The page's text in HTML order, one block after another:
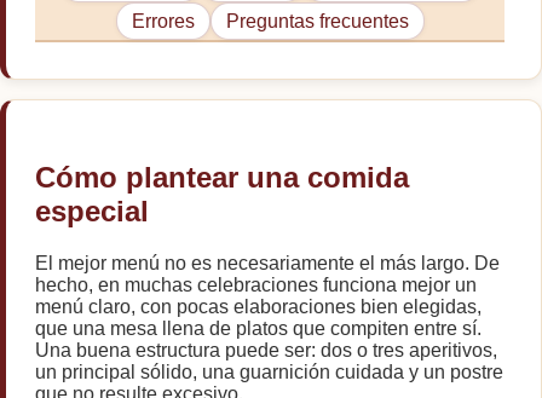
Errores
Preguntas frecuentes
Cómo plantear una comida
especial
El mejor menú no es necesariamente el más largo. De
hecho, en muchas celebraciones funciona mejor un
menú claro, con pocas elaboraciones bien elegidas,
que una mesa llena de platos que compiten entre sí.
Una buena estructura puede ser: dos o tres aperitivos,
un principal sólido, una guarnición cuidada y un postre